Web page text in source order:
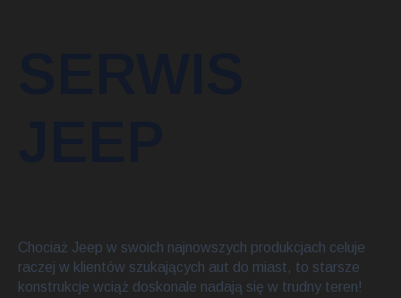
Chociaż Jeep w swoich najnowszych produkcjach celuje
raczej w klientów szukających aut do miast, to starsze
konstrukcje wciąż doskonale nadają się w trudny teren!